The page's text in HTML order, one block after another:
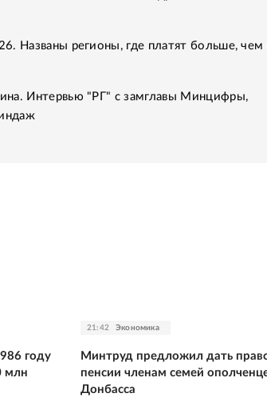
Названы регионы, где платят больше, чем
Интервью "РГ" с замглавы Минцифры,
году
млн
21:42 Экономика
Минтруд предложил дать
пенсии членам семей
Донбасса